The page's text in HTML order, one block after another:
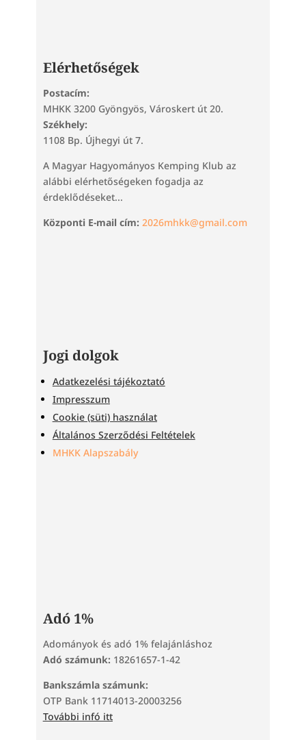
Elérhetőségek
Postacím:
MHKK 3200 Gyöngyös, Városkert út 20.
Székhely:
1108 Bp. Újhegyi út 7.
A Magyar Hagyományos Kemping Klub az
alábbi elérhetőségeken fogadja az
érdeklődéseket...
Központi E-mail cím: 2026mhkk@gmail.com
Jogi dolgok
Adatkezelési tájékoztató
Impresszum
Cookie (süti) használat
Általános Szerződési Feltételek
MHKK Alapszabály
Adó 1%
Adományok és adó 1% felajánláshoz
Adó számunk: 18261657-1-42
Bankszámla számunk:
OTP Bank 11714013-20003256
További infó itt